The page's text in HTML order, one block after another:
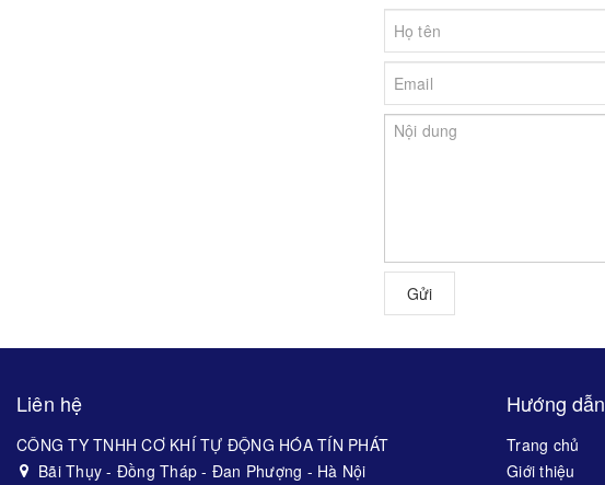
Gửi
Liên hệ
CÔNG TY TNHH CƠ KHÍ TỰ ĐỘNG HÓA TÍN PHÁT
Bãi Thụy - Đồng Tháp - Đan Phượng - Hà Nội
Hướng dẫn
Trang chủ
Giới thiệu